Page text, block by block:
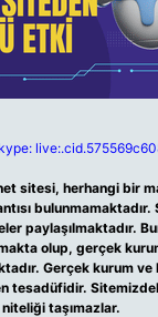
sitesi, herhangi bir
bulunmamaktadır.
paylaşılmaktadır.
olup, gerçek
Gerçek kurum
tesadüfidir.
taşımazlar.